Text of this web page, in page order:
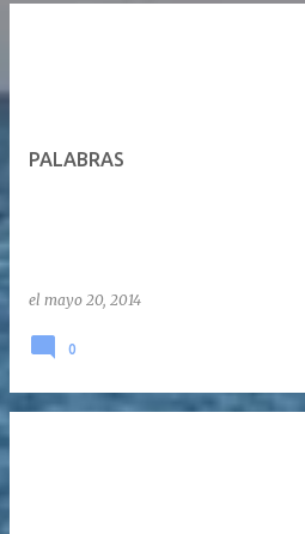
PALABRAS
el mayo 20, 2014
0